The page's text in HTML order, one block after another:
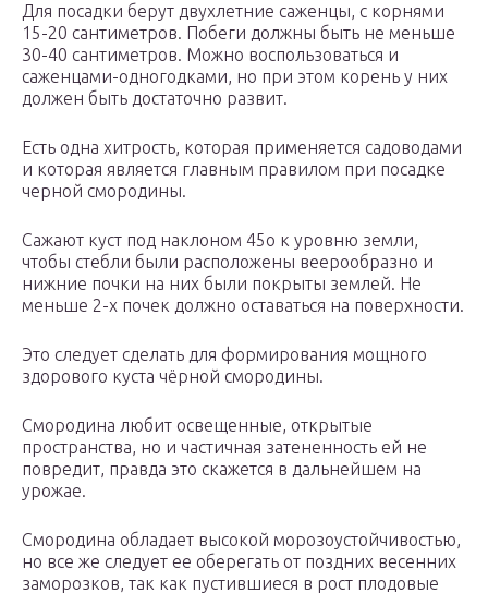
Для посадки берут двухлетние саженцы, с корнями
15-20 сантиметров. Побеги должны быть не меньше
30-40 сантиметров. Можно воспользоваться и
саженцами-одногодками, но при этом корень у них
должен быть достаточно развит.
Есть одна хитрость, которая применяется садоводами
и которая является главным правилом при посадке
черной смородины.
Сажают куст под наклоном 45о к уровню земли,
чтобы стебли были расположены веерообразно и
нижние почки на них были покрыты землей. Не
меньше 2-х почек должно оставаться на поверхности.
Это следует сделать для формирования мощного
здорового куста чёрной смородины.
Смородина любит освещенные, открытые
пространства, но и частичная затененность ей не
повредит, правда это скажется в дальнейшем на
урожае.
Смородина обладает высокой морозоустойчивостью,
но все же следует ее оберегать от поздних весенних
заморозков, так как пустившиеся в рост плодовые